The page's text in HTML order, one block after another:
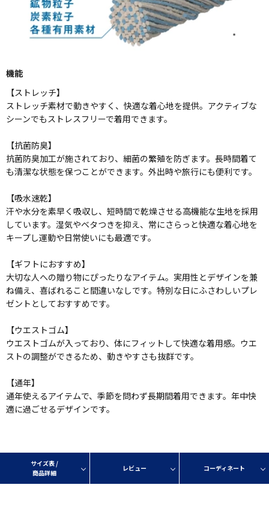
機能
【ストレッチ】
ストレッチ素材で動きやすく、快適な着心地を提供。アクティブな
シーンでもストレスフリーで着用できます。
【抗菌防臭】
抗菌防臭加工が施されており、細菌の繁殖を防ぎます。長時間着て
も清潔な状態を保つことができます。外出時や旅行にも便利です。
【吸水速乾】
汗や水分を素早く吸収し、短時間で乾燥させる高機能な生地を採用
しています。湿気やベタつきを抑え、常にさらっと快適な着心地を
キープし運動や日常使いにも最適です。
【ギフトにおすすめ】
大切な人への贈り物にぴったりなアイテム。実用性とデザインを兼
ね備え、喜ばれること間違いなしです。特別な日にふさわしいプレ
ゼントとしておすすめです。
【ウエストゴム】
ウエストゴムが入っており、体にフィットして快適な着用感。ウエ
ストの調整ができるため、動きやすさも抜群です。
【通年】
通年使えるアイテムで、季節を問わず長期間着用できます。年中快
適に過ごせるデザインです。
サイズ表 /
商品詳細
レビュー コーディネート